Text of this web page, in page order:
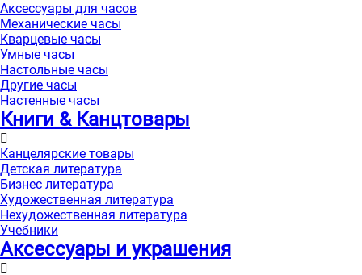
Аксессуары для часов
Механические часы
Кварцевые часы
Умные часы
Настольные часы
Другие часы
Настенные часы
Книги & Канцтовары
Канцелярские товары
Детская литература
Бизнес литература
Художественная литература
Нехудожественная литература
Учебники
Аксессуары и украшения